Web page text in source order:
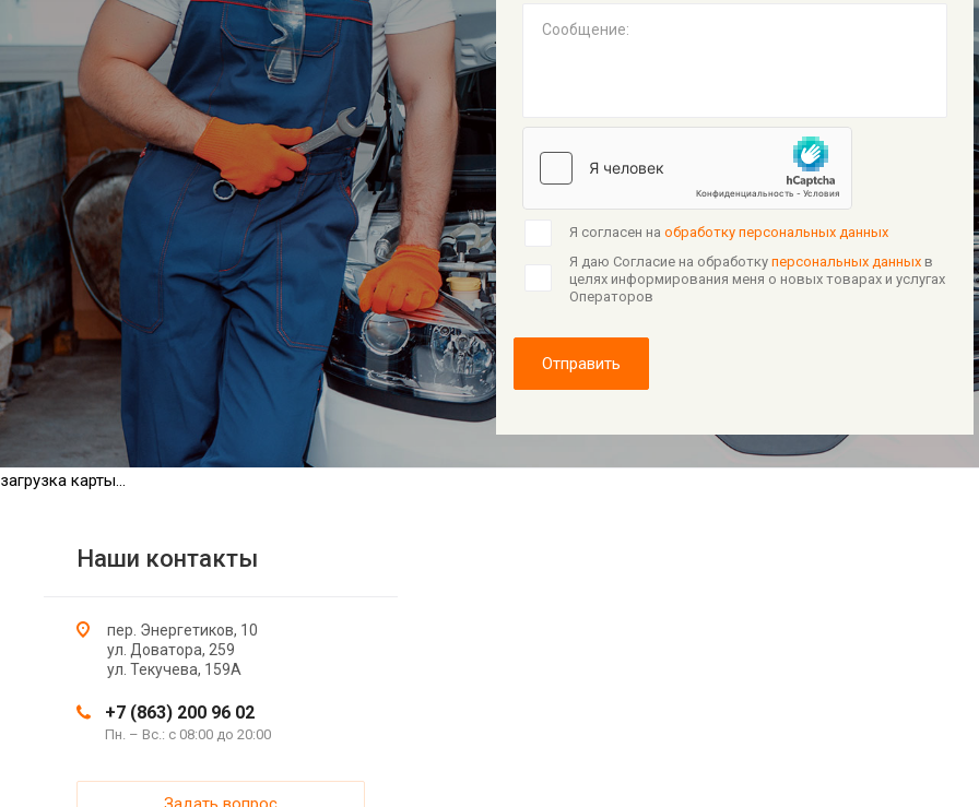
Сообщение:
Я согласен на обработку персональных данных
Я даю Согласие на обработку персональных данныхв
целях информирования меня о новых товарах и услугах
Операторов
Отправить
Наши контакты
пер. Энергетиков, 10
ул. Доватора, 259
ул. Текучева, 159А
+7 (863) 200 96 02
Пн. – Вс.: с 08:00 до 20:00
загрузка карты...